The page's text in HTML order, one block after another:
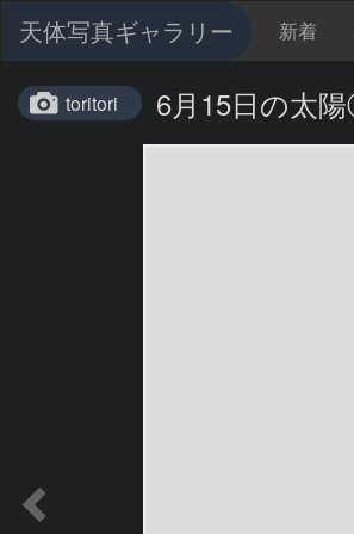
天体写真ギャラリー 新着
toritori 6月15日の太